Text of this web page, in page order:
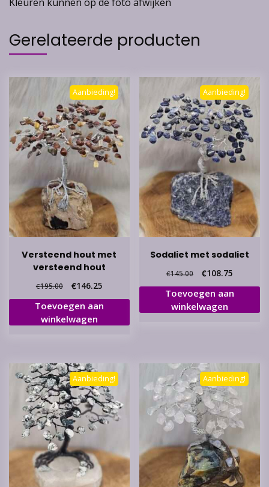
Gerelateerde producten
Aanbieding!
Versteend hout met
versteend hout
€195.00
Oorspronkelijke
prijs
was:
€195.00.
€146.25Huidige
prijs
is:
Toevoegen aan
winkelwagen
Aanbieding!
Sodaliet met sodaliet
€145.00
Oorspronkelijke
prijs
was:
€145.00.
€108.75
prijs
is:
Toevoegen aan
winkelwagen
Aanbieding! Aanbieding!